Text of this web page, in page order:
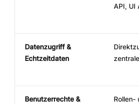
API, UI
Datenzugriff &
Echtzeitdaten
Benutzerrechte &
Rollen-